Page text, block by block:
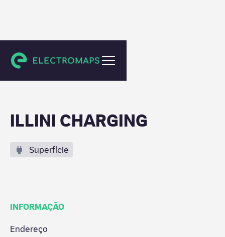
Champaign
ILLINI CHARGING
Superfície
INFORMAÇÃO
Endereço